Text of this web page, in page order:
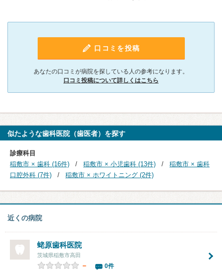
口コミを投稿
あなたの口コミが病院を探している人の参考になります。
口コミ投稿について詳しくはこちら
似たような歯科医院（歯医者）を探す
診療科目
稲敷市 × 歯科 (16件)
稲敷市 × 小児歯科 (13件)
稲敷市 × 歯科
口腔外科 (7件)
稲敷市 × ホワイトニング (2件)
近くの病院
蛯原歯科医院
茨城県稲敷市高田
－ 0件